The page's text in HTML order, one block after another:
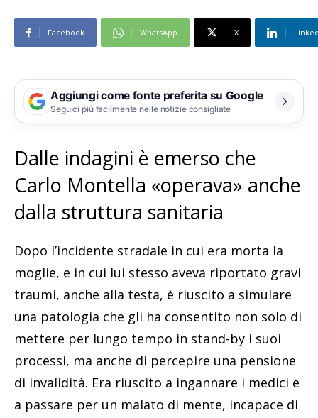
Facebook WhatsApp X
Aggiungi come fonte preferita su Google
Seguici più facilmente nelle notizie consigliate
Dalle indagini è emerso che
Carlo Montella «operava» anche
dalla struttura sanitaria
Dopo l’incidente stradale in cui era morta la
moglie, e in cui lui stesso aveva riportato gravi
traumi, anche alla testa, è riuscito a simulare
una patologia che gli ha consentito non solo di
mettere per lungo tempo in stand-by i suoi
processi, ma anche di percepire una pensione
di invalidità. Era riuscito a ingannare i medici e
a passare per un malato di mente, incapace di